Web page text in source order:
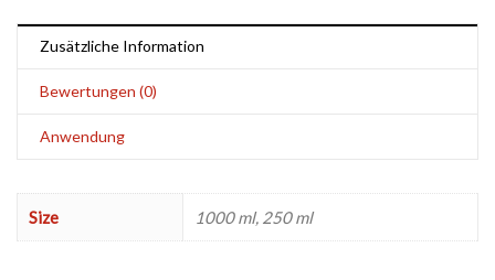
Zusätzliche Information
Bewertungen (0)
Anwendung
Size 1000 ml, 250 ml